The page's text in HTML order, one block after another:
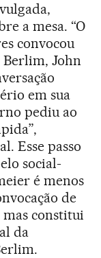
a mesa. “O
convocou
Berlim, John
em sua
pediu ao
Esse passo
social-
é menos
de
constitui
da